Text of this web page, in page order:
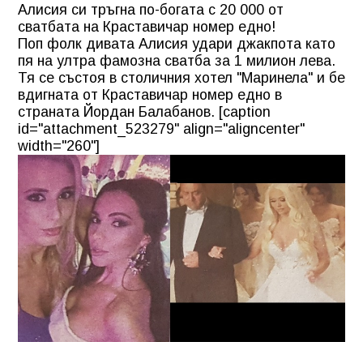
Алисия си тръгна по-богата с 20 000 от
сватбата на Краставичар номер едно!
Поп фолк дивата Алисия удари джакпота като
пя на ултра фамозна сватба за 1 милион лева.
Тя се състоя в столичния хотел "Маринела" и бе
вдигната от Краставичар номер едно в
страната Йордан Балабанов. [caption
id="attachment_523279" align="aligncenter"
width="260"]